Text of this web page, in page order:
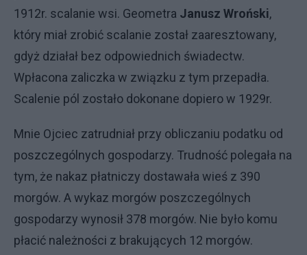
1912r. scalanie wsi. Geometra Janusz Wroński,
który miał zrobić scalanie został zaaresztowany,
gdyż działał bez odpowiednich świadectw.
Wpłacona zaliczka w związku z tym przepadła.
Scalenie pól zostało dokonane dopiero w 1929r.
Mnie Ojciec zatrudniał przy obliczaniu podatku od
poszczególnych gospodarzy. Trudność polegała na
tym, że nakaz płatniczy dostawała wieś z 390
morgów. A wykaz morgów poszczególnych
gospodarzy wynosił 378 morgów. Nie było komu
płacić należności z brakujących 12 morgów.